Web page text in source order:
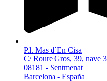
P.l. Mas d´En Cisa
C/ Roure Gros, 39, nave 3
08181 - Sentmenat
Barcelona - España